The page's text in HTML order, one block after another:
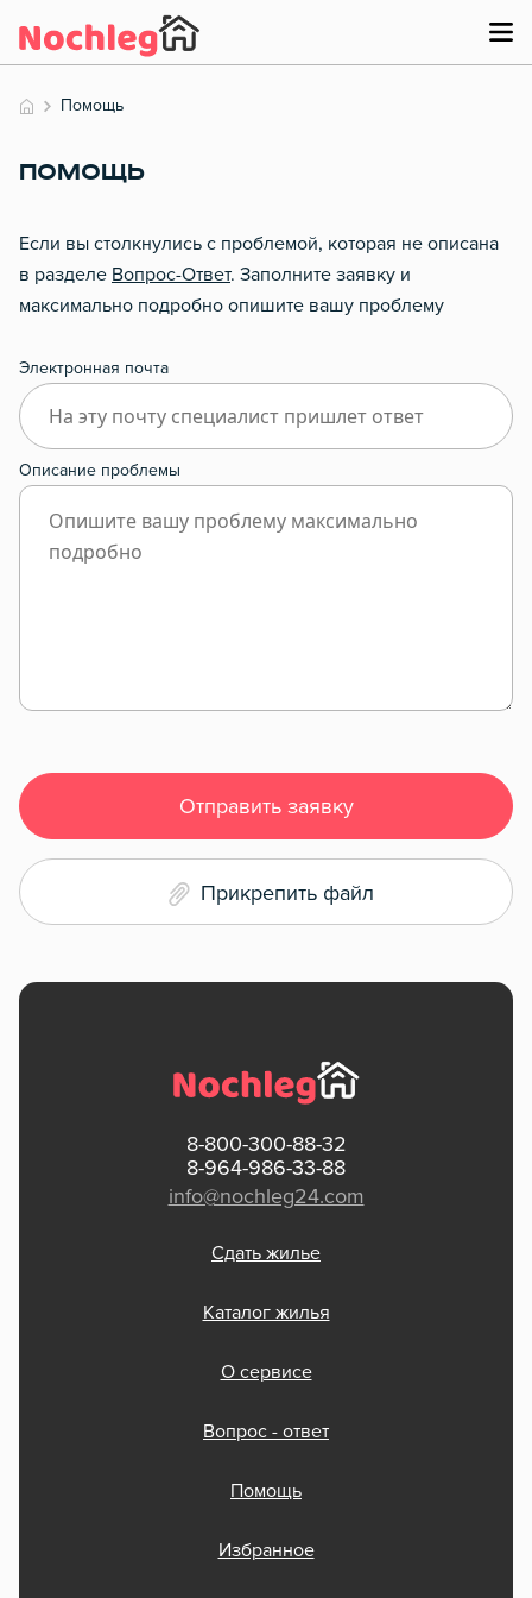
Помощь
ПОМОЩЬ
Если вы столкнулись с проблемой, которая не описана
в разделе Вопрос-Ответ. Заполните заявку и
максимально подробно опишите вашу проблему
Электронная почта
Описание проблемы
Отправить заявку
Прикрепить файл
8-800-300-88-32
8-964-986-33-88
info@nochleg24.com
Сдать жилье
Каталог жилья
О сервисе
Вопрос - ответ
Помощь
Избранное